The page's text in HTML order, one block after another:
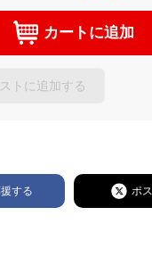
カートに追加
トに追加する
する ポ